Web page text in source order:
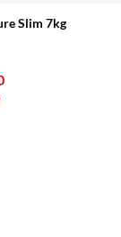
Slim 7kg
099 zł